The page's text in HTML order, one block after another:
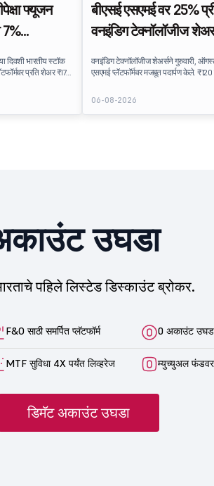
फ्यूजन
भारतीय स्टॉक
प्रति शेअर ₹170
सामान्य लाभ
गुंतवणूकदारांच्या
बीएसई एसएमई वर 25%
वनइंडिग टेक्नॉलॉजीज
वनइंडिग टेक्नॉलॉजीज शेअर्सने गुरुवारी,
एसएमई प्लॅटफॉर्मवर मजबूत पदार्पण केले.
सबस्क्रिप्शन प्राप्त झाल्यानंतरही सकारात्मक
प्रतिबिंबित करते. Oneindig
तपशील 'वनइंडिग टेक्नॉलॉजीज'ने आपला
06-08-2026
उघडा
पहिले लिस्टेड डिस्काउंट ब्रोकर.
F&O साठी समर्पित प्लॅटफॉर्म 0 अकाउंट
MTF सुविधा 4X पर्यंत लिव्हरेज म्युच्युअल
डिमॅट अकाउंट उघडा